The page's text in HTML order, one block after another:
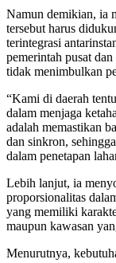
Namun demikian, ia
tersebut harus
terintegrasi
pemerintah pusat
tidak menimbulkan
“Kami di daerah
dalam menjaga
adalah memastikan
dan sinkron,
dalam penetapan
Lebih lanjut, ia
proporsionalitas
yang memiliki
maupun kawasan
Menurutnya,